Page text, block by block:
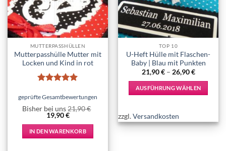
MUTTERPASSHÜLLEN
Mutterpasshülle Mutter mit
Locken und Kind in rot
mit5von
geprüfte Gesamtbewertungen
Bisher bei uns 21,90€
Ursprünglicher
Preis
war:
21,90 €
19,90€Aktueller
ist:
19,90 €.
IN DEN WARENKORB
TOP 10
U-Heft Hülle mit Flaschen-
Baby | Blau mit Punkten
21,90€– 26,90€
AUSFÜHRUNG WÄHLEN
weist
zzgl.Versandkosten